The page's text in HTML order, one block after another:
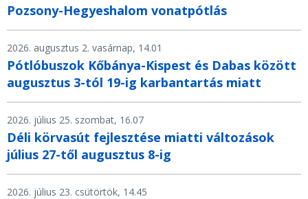
Pozsony-Hegyeshalom vonatpótlás
2026. augusztus 2. vasárnap, 14.01
Pótlóbuszok Kőbánya-Kispest és Dabas között
augusztus 3-tól 19-ig karbantartás miatt
2026. július 25. szombat, 16.07
Déli körvasút fejlesztése miatti változások
július 27-től augusztus 8-ig
2026. július 23. csütörtök, 14.45